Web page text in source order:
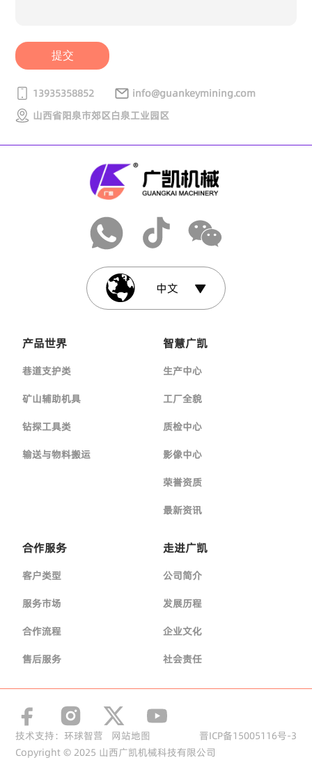
提交
13935358852
info@guankeymining.com
山西省阳泉市郊区白泉工业园区
中文
产品世界
巷道支护类
矿山辅助机具
钻探工具类
输送与物料搬运
智慧广凯
生产中心
工厂全貌
质检中心
影像中心
荣誉资质
最新资讯
合作服务
客户类型
服务市场
合作流程
售后服务
走进广凯
公司简介
发展历程
企业文化
社会责任
技术支持：环球智营 网站地图
晋ICP备15005116号-3
Copyright © 2025 山西广凯机械科技有限公司